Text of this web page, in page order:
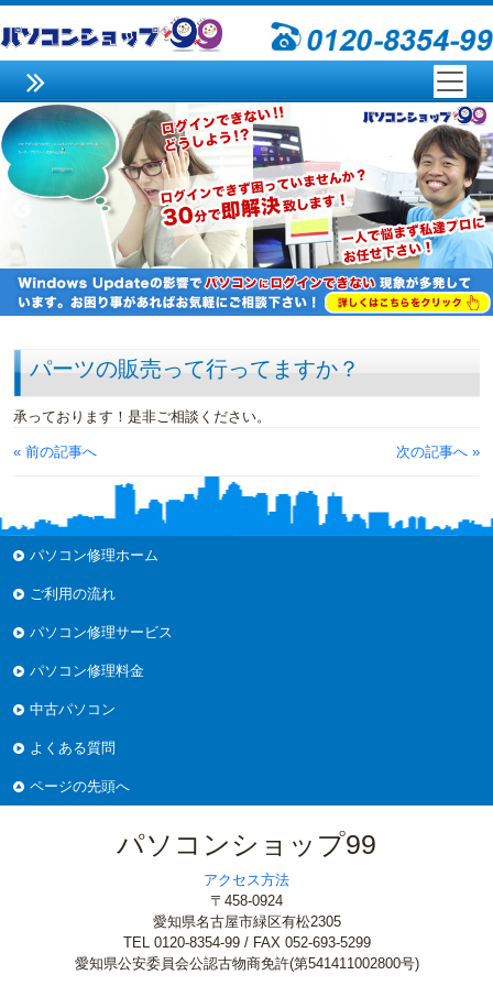
パーツの販売って行ってますか？
承っております！是非ご相談ください。
« 前の記事へ 次の記事へ »
パソコン修理ホーム
ご利用の流れ
パソコン修理サービス
パソコン修理料金
中古パソコン
よくある質問
ページの先頭へ
パソコンショップ99
アクセス方法
〒458-0924
愛知県名古屋市緑区有松2305
TEL 0120-8354-99 / FAX 052-693-5299
愛知県公安委員会公認古物商免許(第541411002800号)